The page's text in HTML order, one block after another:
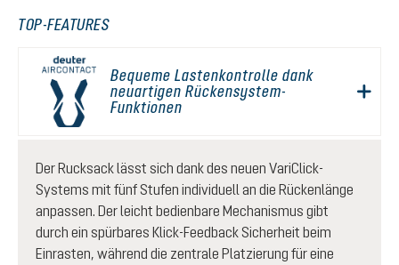
TOP-FEATURES
Bequeme Lastenkontrolle dank
neuartigen Rückensystem-
Funktionen
Der Rucksack lässt sich dank des neuen VariClick-
Systems mit fünf Stufen individuell an die Rückenlänge
anpassen. Der leicht bedienbare Mechanismus gibt
durch ein spürbares Klick-Feedback Sicherheit beim
Einrasten, während die zentrale Platzierung für eine